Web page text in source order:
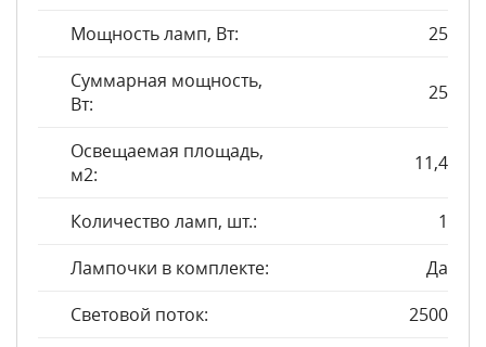
Мощность ламп, Вт:
25
Суммарная мощность,
Вт:
25
Освещаемая площадь,
м2:
11,4
Количество ламп, шт.:
1
Лампочки в комплекте:
Да
Световой поток:
2500